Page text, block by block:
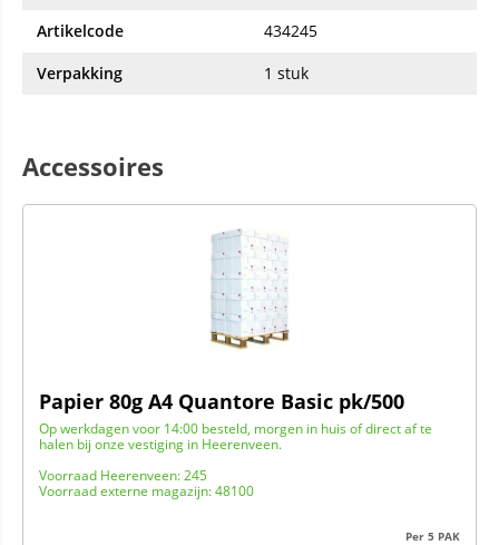
Artikelcode
434245
Verpakking
1 stuk
Accessoires
Papier 80g A4 Quantore Basic pk/500
Op werkdagen voor 14:00 besteld, morgen in huis of direct af te
halen bij onze vestiging in Heerenveen.
Voorraad Heerenveen: 245
Voorraad externe magazijn: 48100
Per 5 PAK